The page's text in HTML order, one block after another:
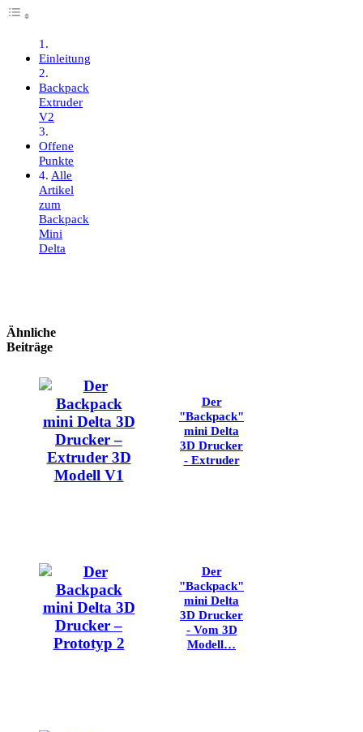
Einleitung
Backpack
Extruder
V2
Offene
Punkte
Alle
Artikel
zum
Backpack
Mini
Delta
Ähnliche
Beiträge
Der
"Backpack"
mini Delta
3D Drucker
- Extruder
Der
"Backpack"
mini Delta
3D Drucker
- Vom 3D
Modell…